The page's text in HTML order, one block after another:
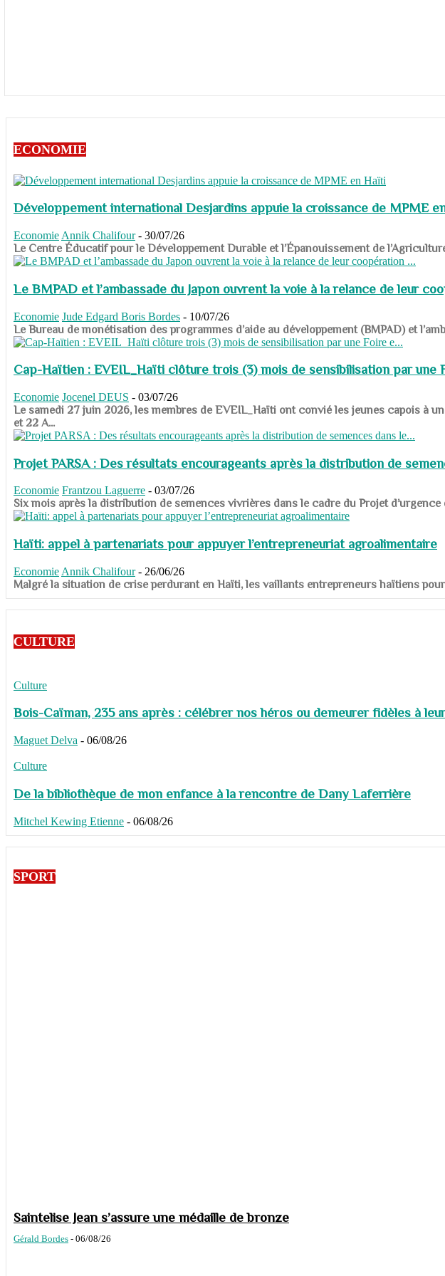
ECONOMIE
Développement international Desjardins appuie la croissance de MPME
Economie Annik Chalifour - 30/07/26
​​​​​​​Le Centre Éducatif pour le Développement Durable et l’Épanouissement de
Le BMPAD et l’ambassade du Japon ouvrent la voie à la relance de leur
Economie Jude Edgard Boris Bordes - 10/07/26
​​​​​​​Le Bureau de monétisation des programmes d’aide au développement (BMPAD) et
Cap-Haïtien : EVEIL_Haïti clôture trois (3) mois de sensibilisation par une
Economie Jocenel DEUS - 03/07/26
Le samedi 27 juin 2026, les membres de EVEIL_Haïti ont convié les jeunes capois à
et 22 A...
Projet PARSA : Des résultats encourageants après la distribution de
Economie Frantzou Laguerre - 03/07/26
​​​​​​​Six mois après la distribution de semences vivrières dans le cadre du Projet
Haïti: appel à partenariats pour appuyer l’entrepreneuriat agroalimentaire
Economie Annik Chalifour - 26/06/26
​​​​​​​Malgré la situation de crise perdurant en Haïti, les vaillants entrepreneurs haïtiens
CULTURE
Culture
Bois-Caïman, 235 ans après : célébrer nos héros ou demeurer fidèles à
Maguet Delva - 06/08/26
Culture
De la bibliothèque de mon enfance à la rencontre de Dany Laferrière
Mitchel Kewing Etienne - 06/08/26
SPORT
Saintelise Jean s’assure une médaille de bronze
Gérald Bordes - 06/08/26